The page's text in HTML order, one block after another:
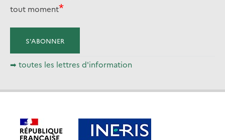
tout moment
➡ toutes les lettres d'information